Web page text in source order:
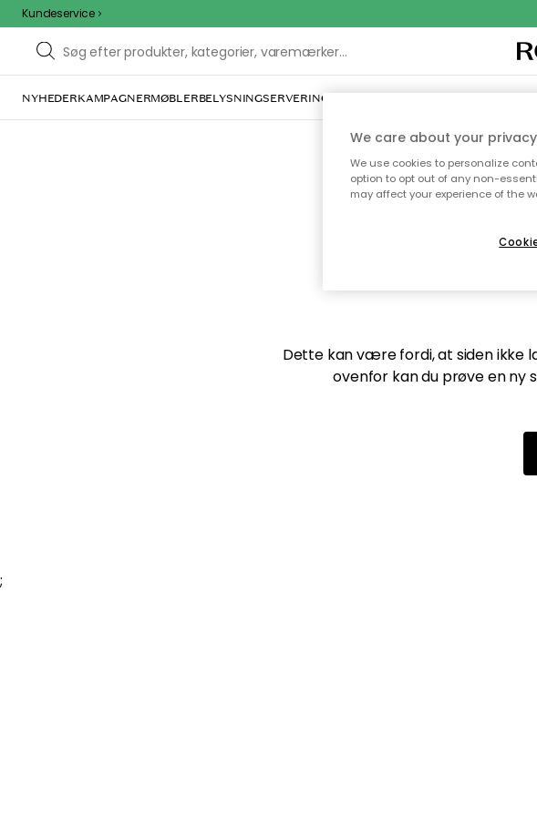
Kundeservice
NYHEDERKAMPAGNERMØBLERBELYSNINGSERVERING INDRETNINGTEKSTIL & TÆPPER
Vi fandt
Dette kan være fordi, at siden ikke
ovenfor kan du prøve en ny
;
We care about your
We use cookies to personalize
option to opt out of any non-
may affect your experience of the